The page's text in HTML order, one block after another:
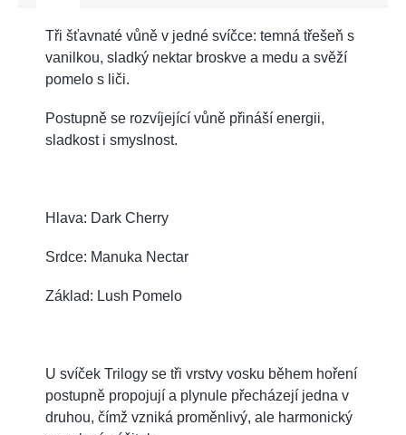
Tři šťavnaté vůně v jedné svíčce: temná třešeň s
vanilkou, sladký nektar broskve a medu a svěží
pomelo s liči.
Postupně se rozvíjející vůně přináší energii,
sladkost i smyslnost.
Hlava: Dark Cherry
Srdce: Manuka Nectar
Základ: Lush Pomelo
U svíček Trilogy se tři vrstvy vosku během hoření
postupně propojují a plynule přecházejí jedna v
druhou, čímž vzniká proměnlivý, ale harmonický